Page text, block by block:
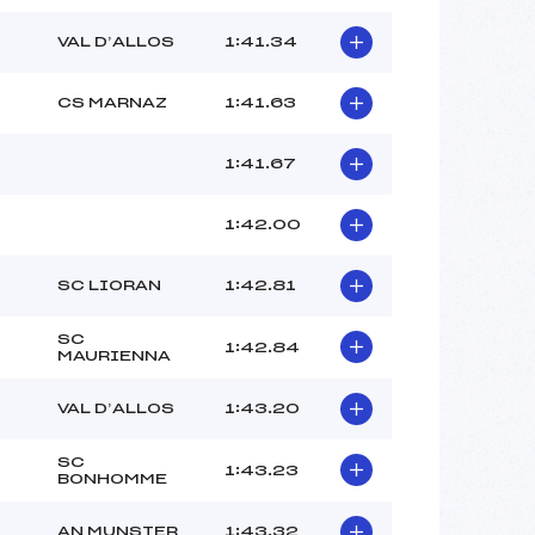
VAL D’ALLOS 1:41.34
CS MARNAZ 1:41.63
1:41.67
1:42.00
SC LIORAN 1:42.81
SC
MAURIENNA
1:42.84
VAL D’ALLOS 1:43.20
SC
BONHOMME
1:43.23
AN MUNSTER 1:43.32